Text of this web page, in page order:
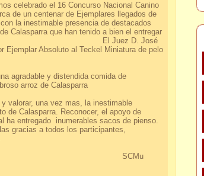
celebrado el 16 Concurso Nacional Canino
de un centenar de Ejemplares llegados de
la inestimable presencia de destacados
Calasparra que han tenido a bien el entregar
El Juez D. José
Ejemplar Absoluto al Teckel Miniatura de pelo
agradable y distendida comida de
arroz de Calasparra
valorar, una vez mas, la inestimable
de Calasparra. Reconocer, el apoyo de
ha entregado inumerables sacos de pienso.
gracias a todos los participantes,
a todos. SCMu